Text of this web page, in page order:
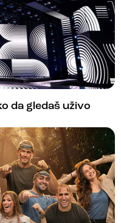
da gledaš uživo